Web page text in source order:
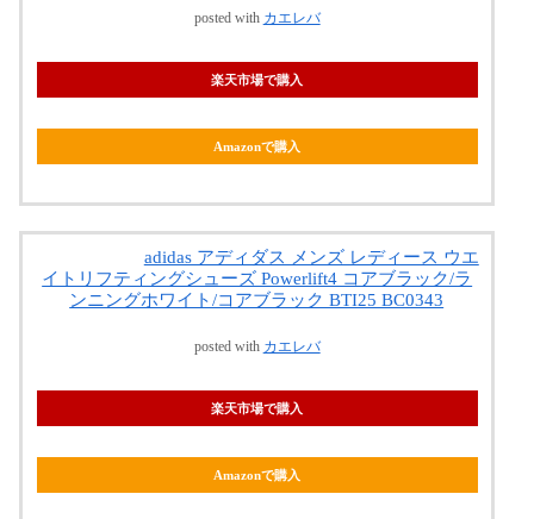
posted with カエレバ
楽天市場で購入
Amazonで購入
adidas アディダス メンズ レディース ウエ
イトリフティングシューズ Powerlift4 コアブラック/ラ
ンニングホワイト/コアブラック BTI25 BC0343
posted with カエレバ
楽天市場で購入
Amazonで購入